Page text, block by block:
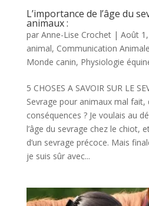
L’importance de l’âge du
animaux :
par Anne-Lise Crochet| Août
animal, Communication Animale
Monde canin, Physiologie
5 CHOSES A SAVOIR SUR LE
Sevrage pour animaux mal fait,
conséquences ? Je voulais au
l’âge du sevrage chez le chiot,
d’un sevrage précoce. Mais
je suis sûr avec...